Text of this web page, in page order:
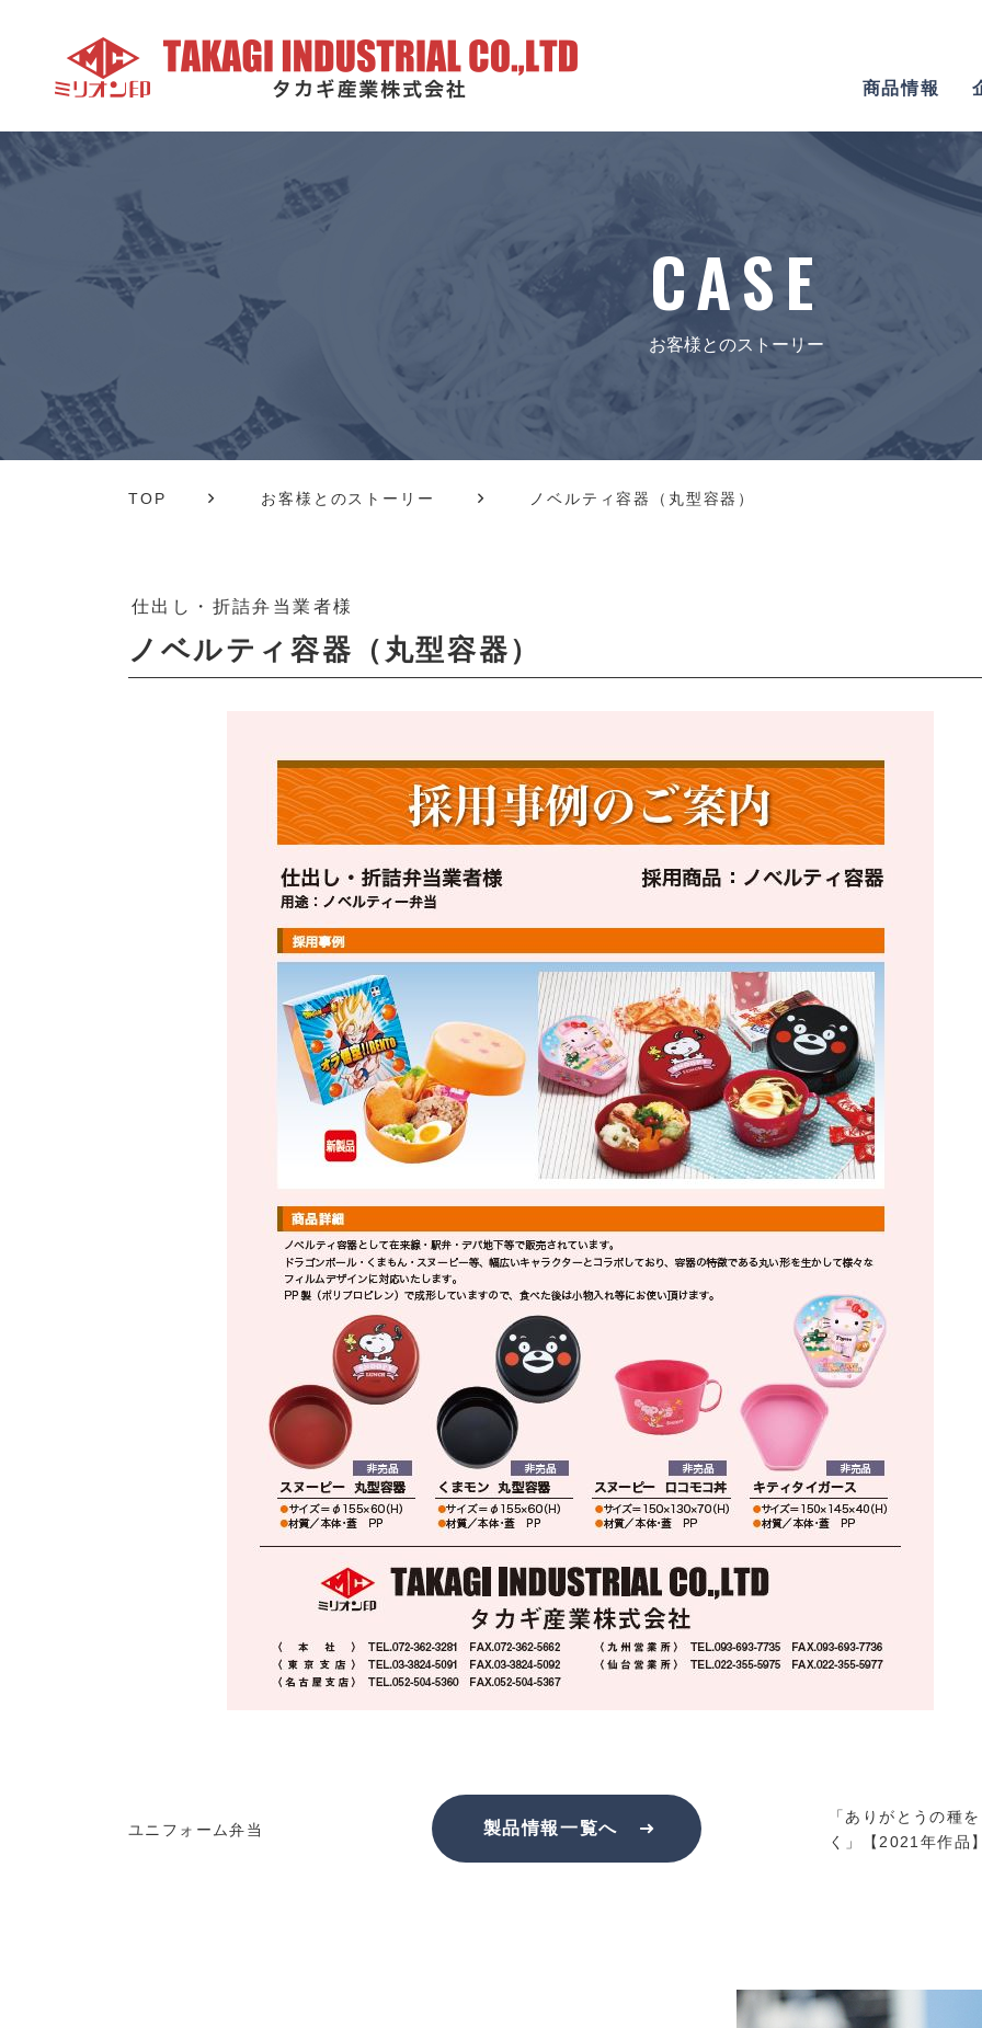
商品情報
CASE
お客様とのストーリー
TOP お客様とのストーリー ノベルティ容器（丸型容器）
仕出し・折詰弁当業者様
ノベルティ容器（丸型容器）
ユニフォーム弁当 製品情報一覧へ
「ありがとうの種
く」【2021年作品